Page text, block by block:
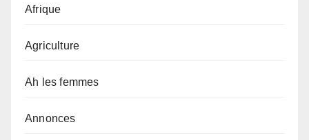
Afrique
Agriculture
Ah les femmes
Annonces